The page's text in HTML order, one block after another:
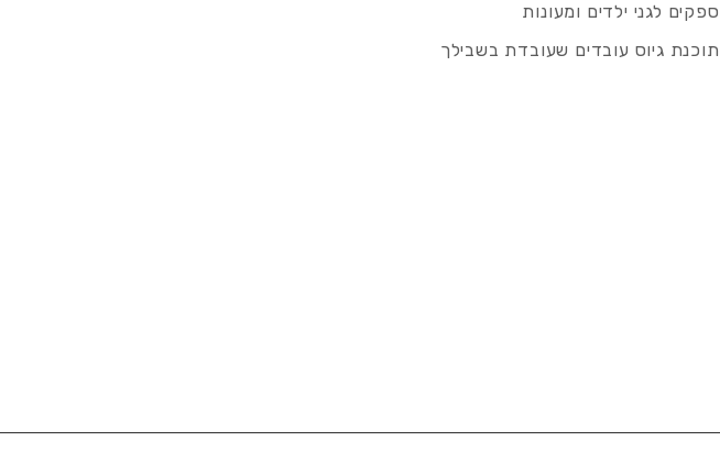
ספקים לגני ילדים ומעונות
תוכנת גיוס עובדים שעובדת בשבילך